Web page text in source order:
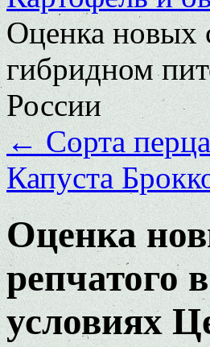
Оценка новых
гибридном
России
←Сорта
Капуста
Оценка
репчатого
условиях